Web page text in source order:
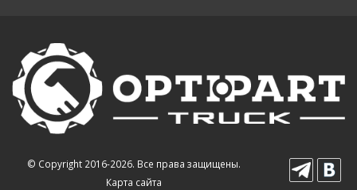
© Copyright 2016-2026. Все права защищены.
Карта сайта